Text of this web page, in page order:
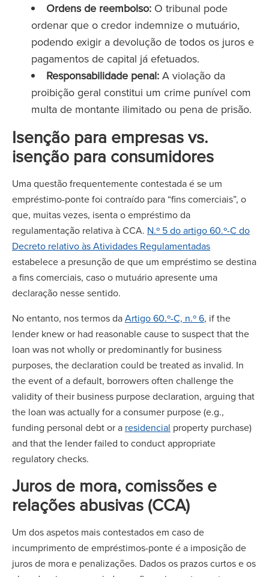
Ordens de reembolso: O tribunal pode
ordenar que o credor indemnize o mutuário,
podendo exigir a devolução de todos os juros e
pagamentos de capital já efetuados.
Responsabilidade penal: A violação da
proibição geral constitui um crime punível com
multa de montante ilimitado ou pena de prisão.
Isenção para empresas vs.
isenção para consumidores
Uma questão frequentemente contestada é se um
empréstimo-ponte foi contraído para “fins comerciais”, o
que, muitas vezes, isenta o empréstimo da
regulamentação relativa à CCA. N.º 5 do artigo 60.º-C do
Decreto relativo às Atividades Regulamentadas
estabelece a presunção de que um empréstimo se destina
a fins comerciais, caso o mutuário apresente uma
declaração nesse sentido.
No entanto, nos termos daArtigo 60.º-C, n.º 6, if the
lender knew or had reasonable cause to suspect that the
loan was not wholly or predominantly for business
purposes, the declaration could be treated as invalid. In
the event of a default, borrowers often challenge the
validity of their business purpose declaration, arguing that
the loan was actually for a consumer purpose (e.g.,
funding personal debt or a residencial property purchase)
and that the lender failed to conduct appropriate
regulatory checks.
Juros de mora, comissões e
relações abusivas (CCA)
Um dos aspetos mais contestados em caso de
incumprimento de empréstimos-ponte é a imposição de
juros de mora e penalizações. Dados os prazos curtos e os